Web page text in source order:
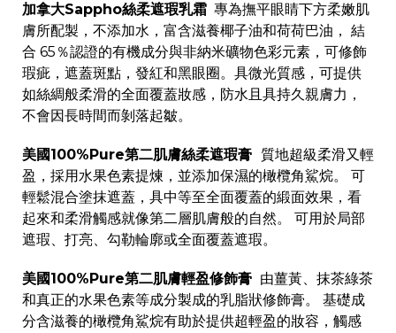
加拿大Sappho絲柔遮瑕乳霜 專為撫平眼睛下方柔嫩肌
膚所配製，不添加水，富含滋養椰子油和荷荷巴油， 結
合 65％認證的有機成分與非納米礦物色彩元素，可修飾
瑕疵，遮蓋斑點，發紅和黑眼圈。具微光質感，可提供
如絲綢般柔滑的全面覆蓋妝感，防水且具持久親膚力，
不會因長時間而剝落起皺。
美國100%Pure第二肌膚絲柔遮瑕膏 質地超級柔滑又輕
盈，採用水果色素提煉，並添加保濕的橄欖角鯊烷。 可
輕鬆混合塗抹遮蓋，具中等至全面覆蓋的緞面效果，看
起來和柔滑觸感就像第二層肌膚般的自然。 可用於局部
遮瑕、打亮、勾勒輪廓或全面覆蓋遮瑕。
美國100%Pure第二肌膚輕盈修飾膏 由薑黃、抹茶綠茶
和真正的水果色素等成分製成的乳脂狀修飾膏。 基礎成
分含滋養的橄欖角鯊烷有助於提供超輕盈的妝容，觸感